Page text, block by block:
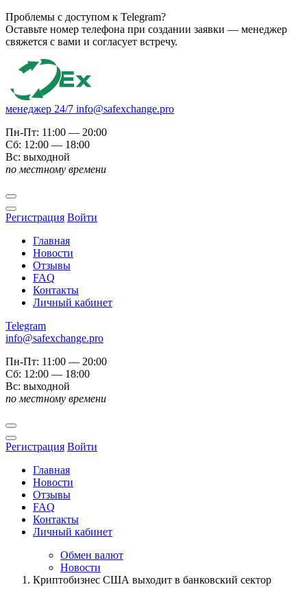
Проблемы с доступом к Telegram?
Оставьте номер телефона при создании заявки — менеджер
свяжется с вами и согласует встречу.
менеджер 24/7 info@safexchange.pro
Пн-Пт: 11:00 — 20:00
Сб: 12:00 — 18:00
Вс: выходной
по местному времени
Регистрация Войти
Главная
Новости
Отзывы
FAQ
Контакты
Личный кабинет
Telegram
info@safexchange.pro
Пн-Пт: 11:00 — 20:00
Сб: 12:00 — 18:00
Вс: выходной
по местному времени
Регистрация Войти
Главная
Новости
Отзывы
FAQ
Контакты
Личный кабинет
Обмен валют
Новости
Криптобизнес США выходит в банковский сектор